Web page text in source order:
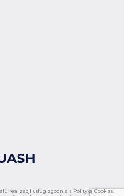
realizacji usług zgodnie z Polityką Cookies.